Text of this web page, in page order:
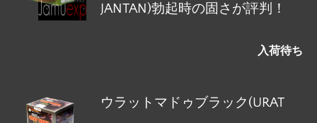
JANTAN)勃起時の固さが評判！
入荷待ち
ウラットマドゥブラック(URAT